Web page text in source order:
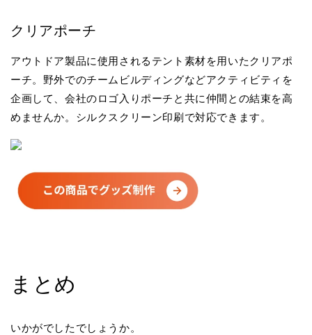
クリアポーチ
アウトドア製品に使用されるテント素材を用いたクリアポ
ーチ。野外でのチームビルディングなどアクティビティを
企画して、会社のロゴ入りポーチと共に仲間との結束を高
めませんか。シルクスクリーン印刷で対応できます。
まとめ
いかがでしたでしょうか。